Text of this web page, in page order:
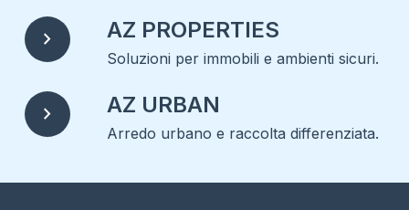
chevron_right AZ PROPERTIES
Soluzioni per immobili e ambienti sicuri.
chevron_right AZ URBAN
Arredo urbano e raccolta differenziata.